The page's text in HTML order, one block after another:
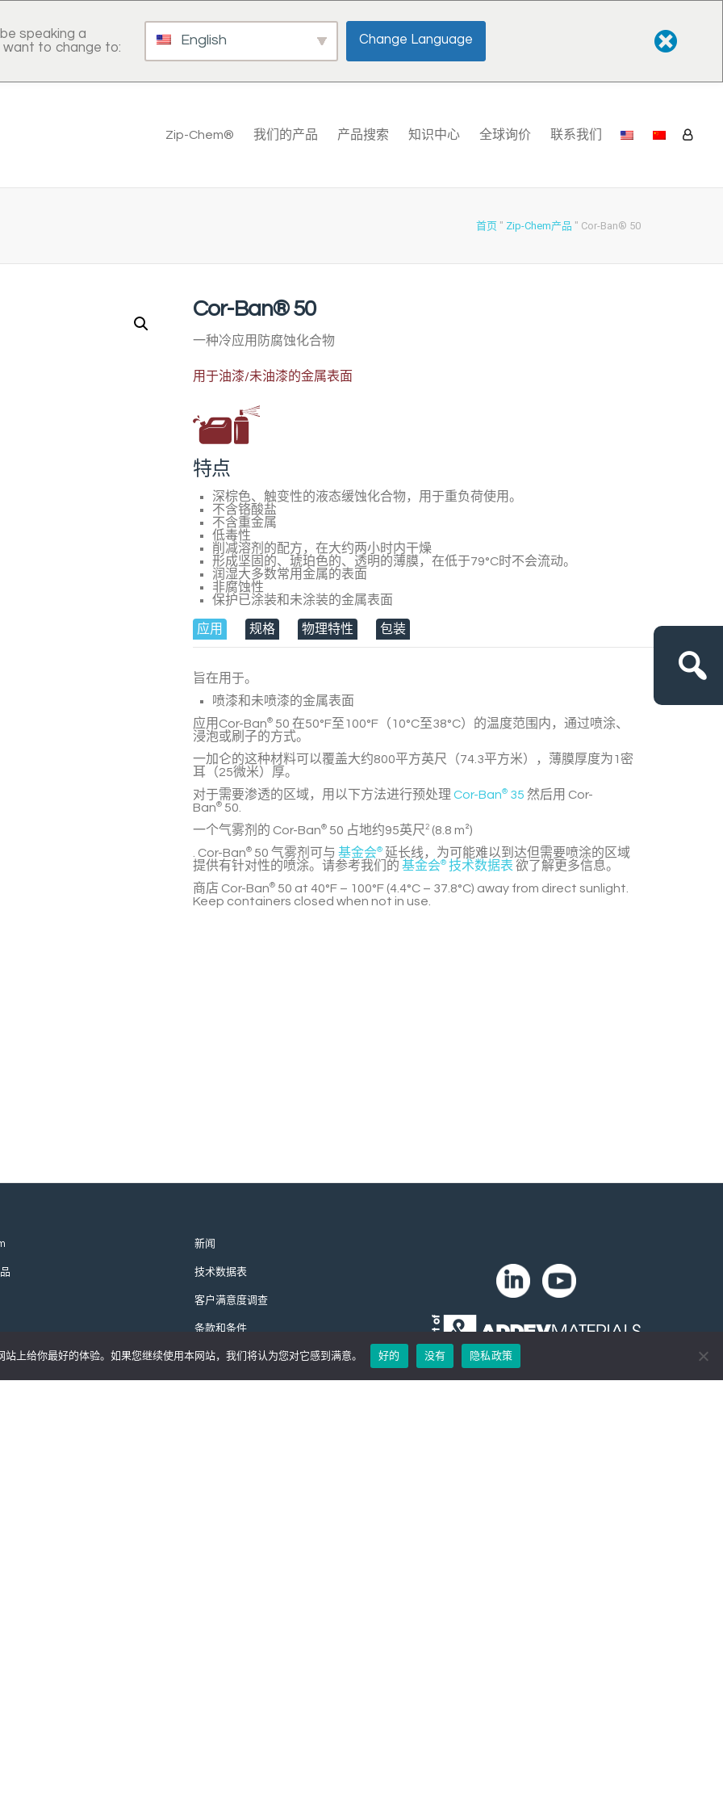
speaking a
to change to:
English Change Language
Zip-Chem® 我们的产品 产品搜索 知识中心 全球询价 联系我们
首页 " Zip-Chem产品 " Cor-Ban® 50
Cor-Ban® 50
一种冷应用防腐蚀化合物
用于油漆/未油漆的金属表面
特点
深棕色、触变性的液态缓蚀化合物，用于重负荷使用。
不含铬酸盐
不含重金属
低毒性
削减溶剂的配方，在大约两小时内干燥
形成坚固的、琥珀色的、透明的薄膜，在低于79°C时不会流动。
润湿大多数常用金属的表面
非腐蚀性
保护已涂装和未涂装的金属表面
应用 规格 物理特性 包装
旨在用于。
喷漆和未喷漆的金属表面
应用Cor-Ban® 50 在50°F至100°F（10°C至38°C）的温度范围内，通过喷涂、
浸泡或刷子的方式。
一加仑的这种材料可以覆盖大约800平方英尺（74.3平方米），薄膜厚度为1密
耳（25微米）厚。
对于需要渗透的区域，用以下方法进行预处理 Cor-Ban® 35 然后用 Cor-
Ban® 50
一个气雾剂的 Cor-Ban® 50 占地约95英尺 2 (8.8 m²)
Cor-Ban® 50 气雾剂可与 基金会® 延长线，为可能难以到达但需要喷涂的区域
提供有针对性的喷涂。请参考我们的 基金会® 技术数据表 欲了解更多信息。
商店 Cor-Ban® 50 at 40°F – 100°F (4.4°C – 37.8°C) away from direct sunlight.
Keep containers closed when not in use.
新闻
技术数据表
客户满意度调查
条款和条件
隐私政策
版权 2024 年。Zip-Chem® 产品。
上给你最好的体验。如果您继续使用本网站，我们将认为您对它感到满意。 好的 没有 隐私政策